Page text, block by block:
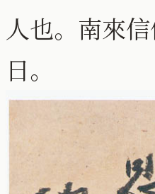
人也。南來
日。